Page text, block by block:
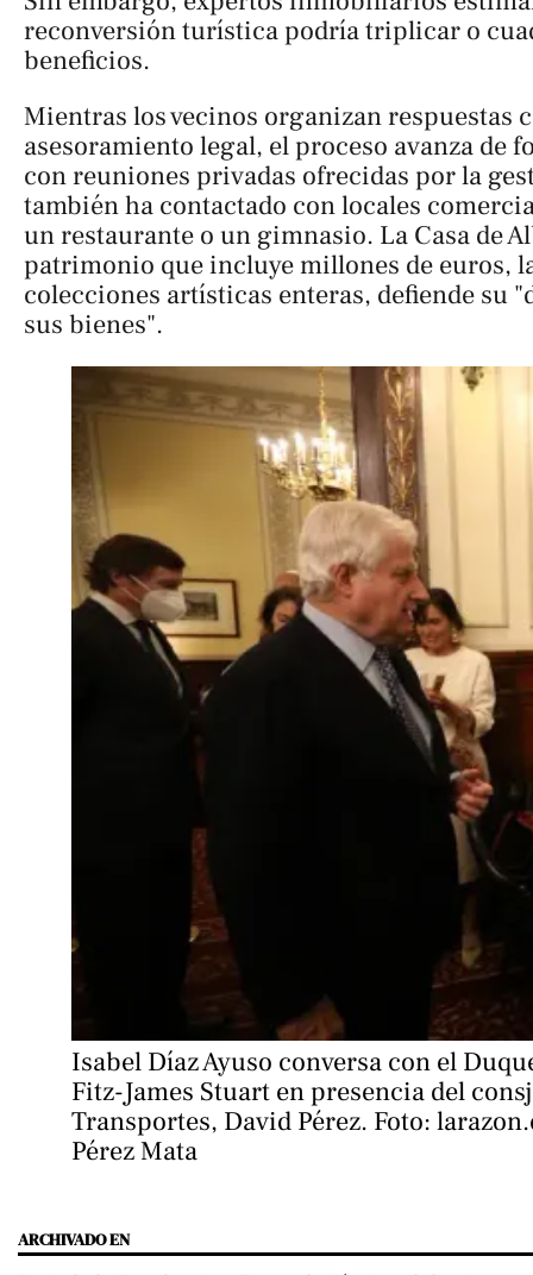
reconversión turística podría triplicar o
beneficios.
Mientras los vecinos organizan respuestas
asesoramiento legal, el proceso avanza de
con reuniones privadas ofrecidas por la
también ha contactado con locales
un restaurante o un gimnasio. La Casa de
patrimonio que incluye millones de euros,
colecciones artísticas enteras, defiende su
sus bienes".
Isabel Díaz Ayuso conversa con el
Fitz-James Stuart en presencia del
Transportes, David Pérez. Foto:
Pérez Mata
ARCHIVADO EN